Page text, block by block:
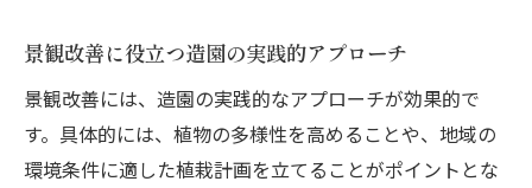
景観改善に役立つ造園の実践的アプローチ
景観改善には、造園の実践的なアプローチが効果的で
す。具体的には、植物の多様性を高めることや、地域の
環境条件に適した植栽計画を立てることがポイントとな